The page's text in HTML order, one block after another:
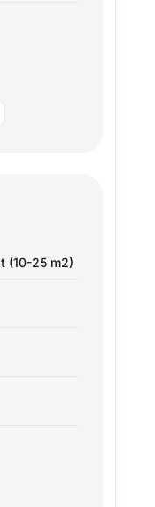
(10-25 m2)